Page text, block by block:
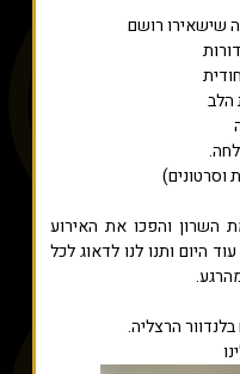
שישאירו רושם
הלב
וסרטונים)
השרון והפכו את האירוע
היום ותנו לנו לדאוג לכל
הרצליה.